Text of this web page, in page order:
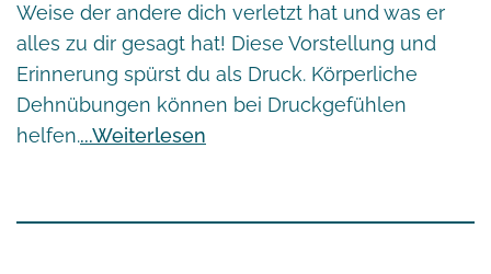
Weise der andere dich verletzt hat und was er
alles zu dir gesagt hat! Diese Vorstellung und
Erinnerung spürst du als Druck. Körperliche
Dehnübungen können bei Druckgefühlen
helfen. Weiterlesen